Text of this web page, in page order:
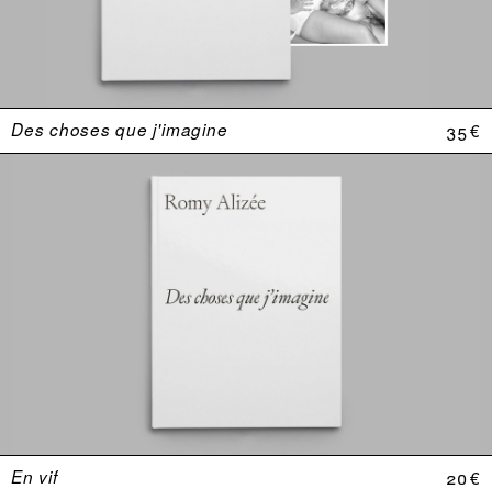
Des choses que j'imagine 35 €
En vif 20 €